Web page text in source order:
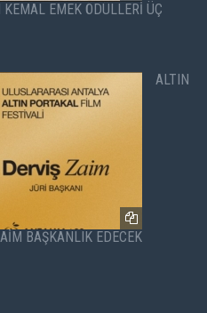
EMEK ÖDÜLLERİ ÜÇ
ALTIN
BAŞKANLIK EDECEK